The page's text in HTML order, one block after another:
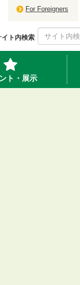
For Foreigners
イト内検索
ト・展示